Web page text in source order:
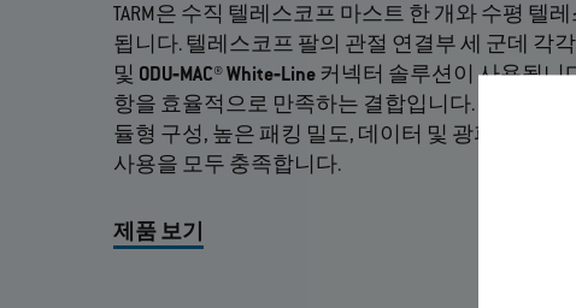
TARM은 수직 텔레스코프 마스트 한 개와 수평 텔
됩니다. 텔레스코프 팔의 관절 연결부 세 군데 각각
및 ODU‐MAC® White‐Line 커넥터 솔루션이 사용됩니
항을 효율적으로 만족하는 결합입니다. 즉, 다양한
듈형 구성, 높은 패킹 밀도, 데이터 및 광파 전송, 방
사용을 모두 충족합니다.
제품 보기